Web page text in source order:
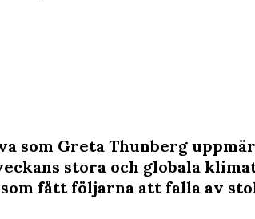
som Greta Thunberg
stora och globala
fått följarna att falla av